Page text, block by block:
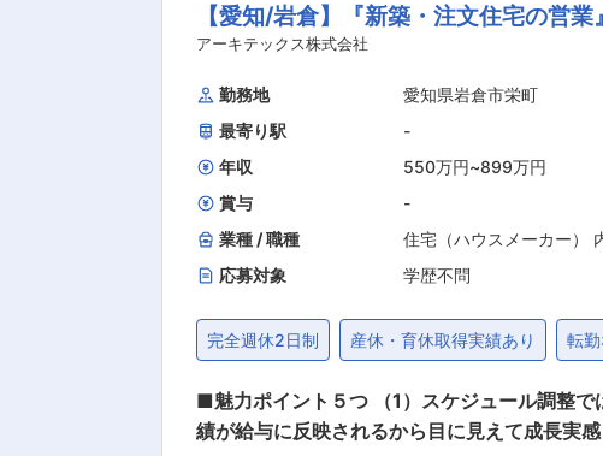
【愛知/岩倉】『新築・注文住宅の営
アーキテックス株式会社
勤務地
愛知県岩倉市栄町
最寄り駅
-
年収
550万円~899万円
賞与
-
業種 / 職種
住宅（ハウスメーカー）
応募対象
学歴不問
完全週休2日制 産休・育休取得実績あり 転勤
■魅力ポイント５つ （1）スケジュール調整
績が給与に反映されるから目に見えて成長実